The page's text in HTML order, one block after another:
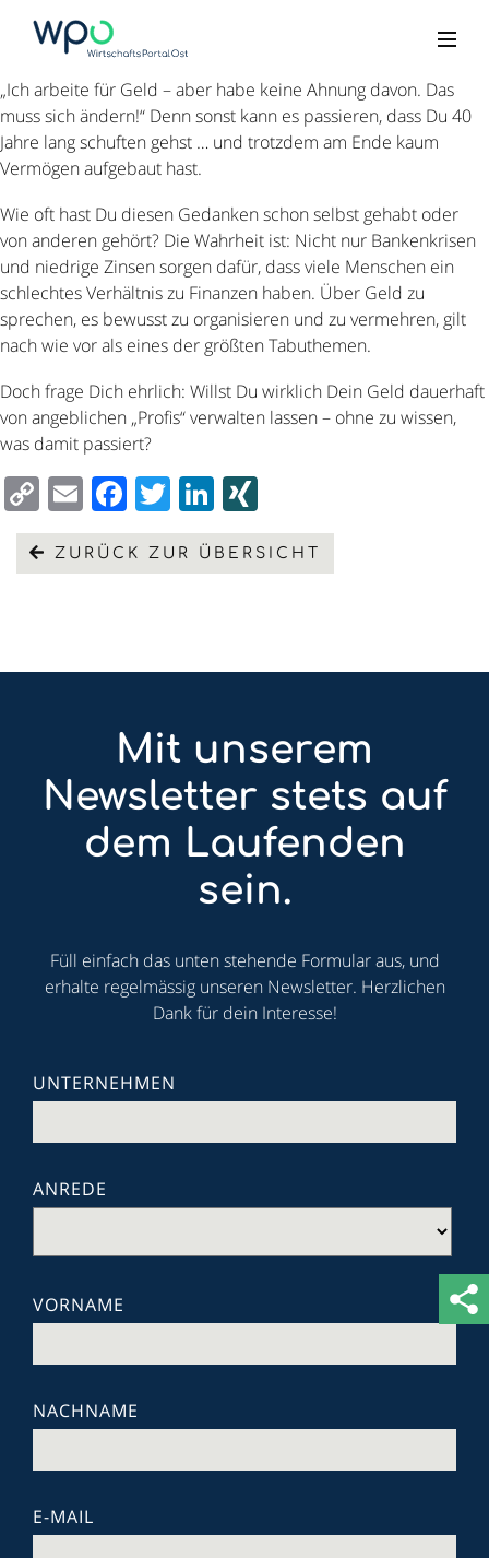
„Ich arbeite für Geld – aber habe keine Ahnung davon. Das
muss sich ändern!“ Denn sonst kann es passieren, dass Du 40
Jahre lang schuften gehst … und trotzdem am Ende kaum
Vermögen aufgebaut hast.
Wie oft hast Du diesen Gedanken schon selbst gehabt oder
von anderen gehört? Die Wahrheit ist: Nicht nur Bankenkrisen
und niedrige Zinsen sorgen dafür, dass viele Menschen ein
schlechtes Verhältnis zu Finanzen haben. Über Geld zu
sprechen, es bewusst zu organisieren und zu vermehren, gilt
nach wie vor als eines der größten Tabuthemen.
Doch frage Dich ehrlich: Willst Du wirklich Dein Geld dauerhaft
von angeblichen „Profis“ verwalten lassen – ohne zu wissen,
was damit passiert?
Copy
Link
EmailFacebook
TwitterLinkedIn
ZURÜCK ZUR ÜBERSICHT
Mit unserem
Newsletter stets auf
dem Laufenden
sein.
Füll einfach das unten stehende Formular aus, und
erhalte regelmässig unseren Newsletter. Herzlichen
Dank für dein Interesse!
UNTERNEHMEN
ANREDE
VORNAME
NACHNAME
E-MAIL